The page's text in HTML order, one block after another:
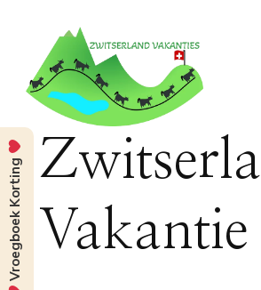
Vakantie
Vroegboek Korting